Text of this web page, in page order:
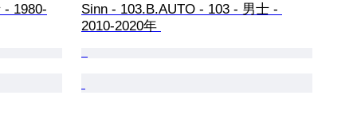
- 1980-
Sinn - 103.B.AUTO - 103 - 男士 -
2010-2020年